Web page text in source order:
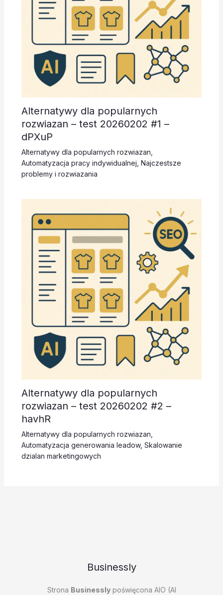
Alternatywy dla popularnych
rozwiazan – test 20260202 #1 –
dPXuP
Alternatywy dla popularnych rozwiazan
Automatyzacja pracy indywidualnej Najczestsze
problemy i rozwiazania
Alternatywy dla popularnych
rozwiazan – test 20260202 #2 –
havhR
Alternatywy dla popularnych rozwiazan
Automatyzacja generowania leadow, Skalowanie
dzialan marketingowych
Businessly
Strona Businesslypoświęcona AIO (AI